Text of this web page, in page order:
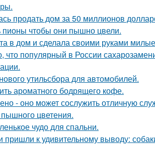
продать дом за 50 миллионов
пионы чтобы они пышно цвели.
в дом и сделала своими руками
что популярный в России
утильсбора для автомобилей.
ароматного бодрящего кофе.
- оно может сослужить отличную
цветения.
чудо для спальни.
пришли к удивительному выводу: